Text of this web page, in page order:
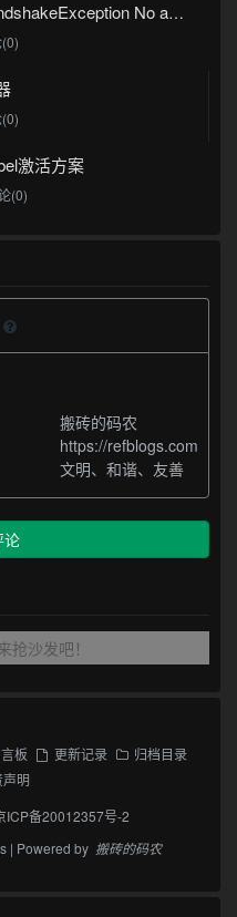
javax.net.ssl.SSLHandshakeException No appropriate protocol (protocol is disabled or cipher suites are inappropriate)错误
激活方案
(0)
搬砖的码农
https://refblogs.com
文明、和谐、友善
论
抢沙发吧！
板 更新记录
归档目录
明
ICP备20012357号-2
| Powered by 搬砖的码农